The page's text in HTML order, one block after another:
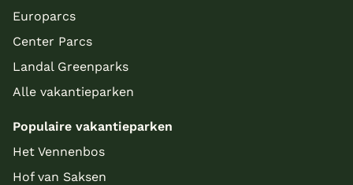
Europarcs
Center Parcs
Landal Greenparks
Alle vakantieparken
Populaire vakantieparken
Het Vennenbos
Hof van Saksen